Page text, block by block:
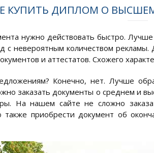
КУПИТЬ ДИПЛОМ О
нужно действовать быстро.
с невероятным количеством
и аттестатов. Схожего
Конечно, нет. Лучше
заказать документы о среднем и
На нашем сайте не сложно
приобрести документ об